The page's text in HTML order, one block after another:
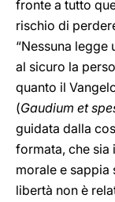
fronte a tutto
rischio di
“Nessuna legge
al sicuro la
quanto il
(Gaudium et
guidata dalla
formata, che sia
morale e sappia
libertà non è